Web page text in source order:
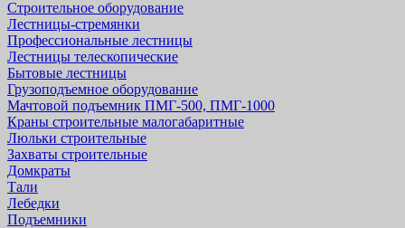
Строительное оборудование
Лестницы-стремянки
Профессиональные лестницы
Лестницы телескопические
Бытовые лестницы
Грузоподъемное оборудование
Мачтовой подъемник ПМГ-500, ПМГ-1000
Краны строительные малогабаритные
Люльки строительные
Захваты строительные
Домкраты
Тали
Лебедки
Подъемники